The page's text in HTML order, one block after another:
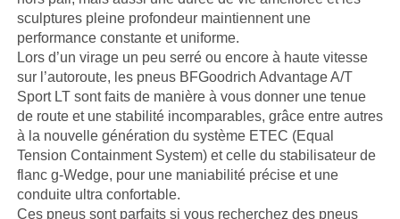
sculptures pleine profondeur maintiennent une
performance constante et uniforme.
Lors d’un virage un peu serré ou encore à haute vitesse
sur l’autoroute, les pneus BFGoodrich Advantage A/T
Sport LT sont faits de manière à vous donner une tenue
de route et une stabilité incomparables, grâce entre autres
à la nouvelle génération du système ETEC (Equal
Tension Containment System) et celle du stabilisateur de
flanc g-Wedge, pour une maniabilité précise et une
conduite ultra confortable.
Ces pneus sont parfaits si vous recherchez des pneus